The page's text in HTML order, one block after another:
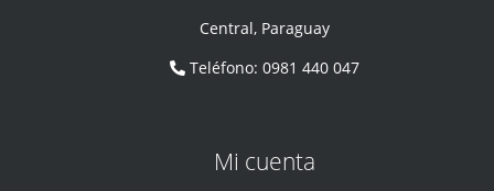
Central, Paraguay
Teléfono:0981 440 047
Mi cuenta